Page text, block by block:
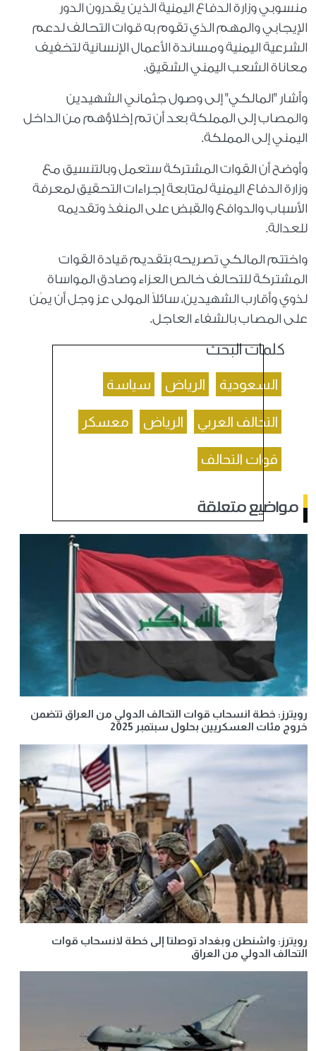
منسوبي وزارة الدفاع اليمنية الذين يقدرون الدور
الإيجابي والمهم الذي تقوم به قوات التحالف لدعم
الشرعية اليمنية ومساندة الأعمال الإنسانية لتخفيف
معاناة الشعب اليمني الشقيق.
وأشار "المالكي" إلى وصول جثماني الشهيدين
والمصاب إلى المملكة بعد أن تم إخلاؤهم من الداخل
اليمني إلى المملكة.
وأوضح أن القوات المشتركة ستعمل وبالتنسيق مع
وزارة الدفاع اليمنية لمتابعة إجراءات التحقيق لمعرفة
الأسباب والدوافع والقبض على المنفذ وتقديمه
للعدالة.
واختتم المالكي تصريحه بتقديم قيادة القوات
المشتركة للتحالف خالص العزاء وصادق المواساة
لذوي وأقارب الشهيدين، سائلاً المولى عز وجل أن يمُن
على المصاب بالشفاء العاجل.
كلمات البحث
السعودية الرياض سياسة
التحالف العربي الرياض معسكر
قوات التحالف
مواضيع متعلقة
رويترز: خطة انسحاب قوات التحالف الدولي من العراق تتضمن
خروج مئات العسكريين بحلول سبتمبر 2025
رويترز: واشنطن وبغداد توصلتا إلى خطة لانسحاب قوات
التحالف الدولي من العراق